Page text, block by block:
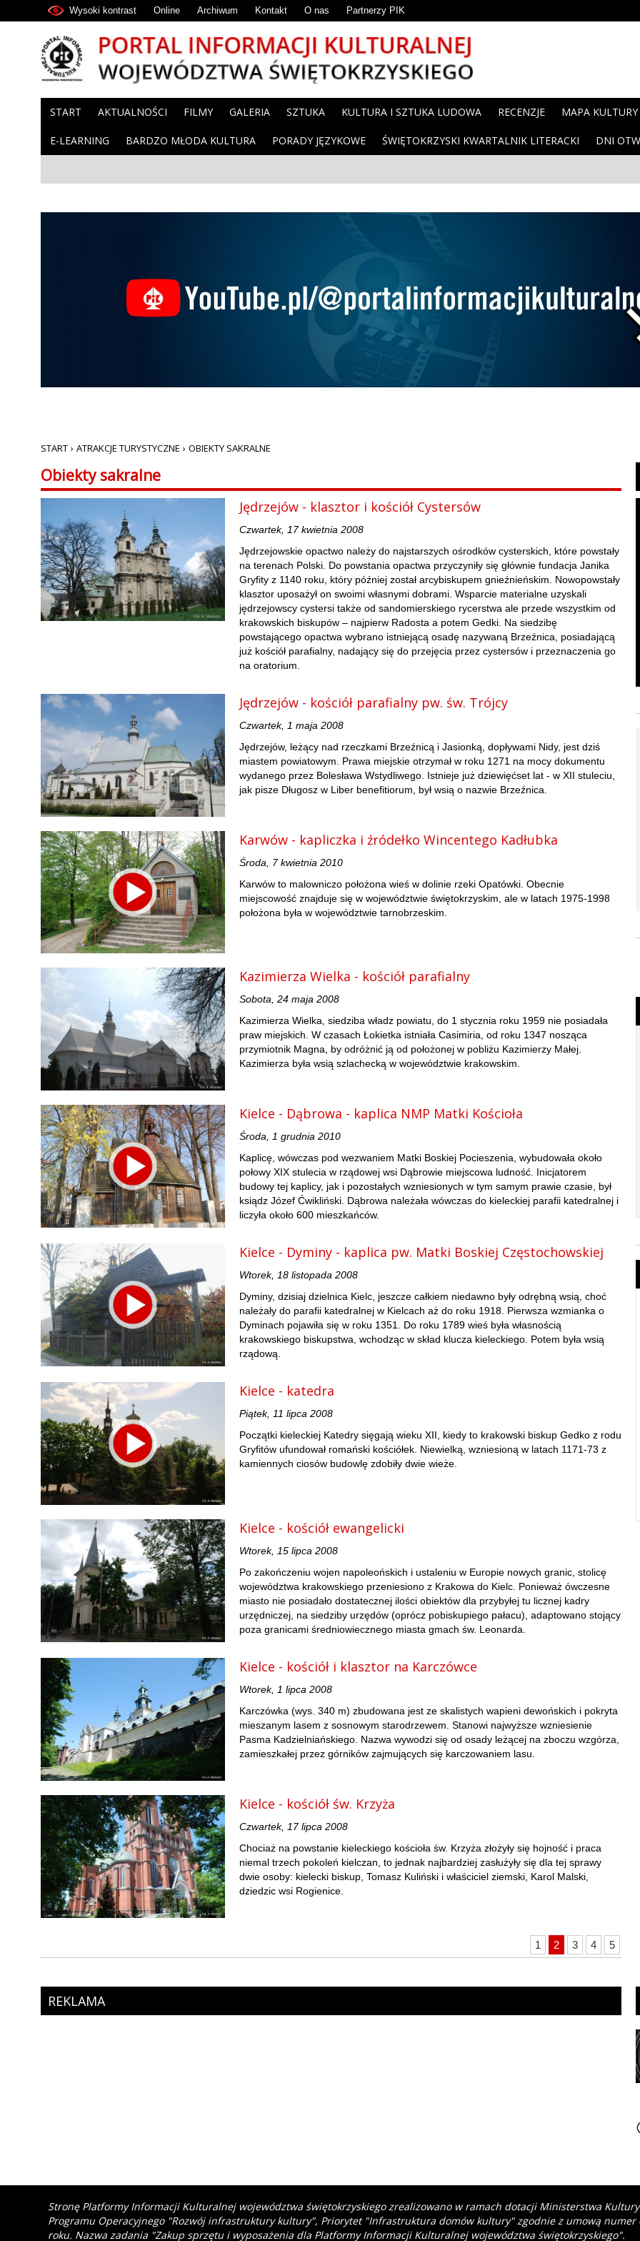
Wysoki kontrast Online Archiwum Kontakt O nas Partnerzy PIK
START AKTUALNOŚCI FILMY GALERIA SZTUKA KULTURA I SZTUKA LUDOWA RECENZJE MAPA KULTURY
E-LEARNING BARDZO MŁODA KULTURA PORADY JĘZYKOWE ŚWIĘTOKRZYSKI KWARTALNIK LITERACKI DNI
START › ATRAKCJE TURYSTYCZNE › OBIEKTY SAKRALNE
Obiekty sakralne
Jędrzejów - klasztor i kościół Cystersów
Czwartek, 17 kwietnia 2008
Jędrzejowskie opactwo należy do najstarszych ośrodków cysterskich, które powstały
na terenach Polski. Do powstania opactwa przyczyniły się głównie fundacja Janika
Gryfity z 1140 roku, który później został arcybiskupem gnieźnieńskim. Nowopowstały
klasztor uposażył on swoimi własnymi dobrami. Wsparcie materialne uzyskali
jędrzejowscy cystersi także od sandomierskiego rycerstwa ale przede wszystkim od
krakowskich biskupów – najpierw Radosta a potem Gedki. Na siedzibę
powstającego opactwa wybrano istniejącą osadę nazywaną Brzeźnica, posiadającą
już kościół parafialny, nadający się do przejęcia przez cystersów i przeznaczenia go
na oratorium.
Jędrzejów - kościół parafialny pw. św. Trójcy
Czwartek, 1 maja 2008
Jędrzejów, leżący nad rzeczkami Brzeźnicą i Jasionką, dopływami Nidy, jest dziś
miastem powiatowym. Prawa miejskie otrzymał w roku 1271 na mocy dokumentu
wydanego przez Bolesława Wstydliwego. Istnieje już dziewięćset lat - w XII stuleciu,
jak pisze Długosz w Liber benefitiorum, był wsią o nazwie Brzeźnica.
Karwów - kapliczka i źródełko Wincentego Kadłubka
Środa, 7 kwietnia 2010
Karwów to malowniczo położona wieś w dolinie rzeki Opatówki. Obecnie
miejscowość znajduje się w województwie świętokrzyskim, ale w latach 1975-1998
położona była w województwie tarnobrzeskim.
Kazimierza Wielka - kościół parafialny
Sobota, 24 maja 2008
Kazimierza Wielka, siedziba władz powiatu, do 1 stycznia roku 1959 nie posiadała
praw miejskich. W czasach Łokietka istniała Casimiria, od roku 1347 nosząca
przymiotnik Magna, by odróżnić ją od położonej w pobliżu Kazimierzy Małej.
Kazimierza była wsią szlachecką w województwie krakowskim.
Kielce - Dąbrowa - kaplica NMP Matki Kościoła
Środa, 1 grudnia 2010
Kaplicę, wówczas pod wezwaniem Matki Boskiej Pocieszenia, wybudowała około
połowy XIX stulecia w rządowej wsi Dąbrowie miejscowa ludność. Inicjatorem
budowy tej kaplicy, jak i pozostałych wzniesionych w tym samym prawie czasie, był
ksiądz Józef Ćwikliński. Dąbrowa należała wówczas do kieleckiej parafii katedralnej i
liczyła około 600 mieszkańców.
Kielce - Dyminy - kaplica pw. Matki Boskiej Częstochowskiej
Wtorek, 18 listopada 2008
Dyminy, dzisiaj dzielnica Kielc, jeszcze całkiem niedawno były odrębną wsią, choć
należały do parafii katedralnej w Kielcach aż do roku 1918. Pierwsza wzmianka o
Dyminach pojawiła się w roku 1351. Do roku 1789 wieś była własnością
krakowskiego biskupstwa, wchodząc w skład klucza kieleckiego. Potem była wsią
rządową.
Kielce - katedra
Piątek, 11 lipca 2008
Początki kieleckiej Katedry sięgają wieku XII, kiedy to krakowski biskup Gedko z rodu
Gryfitów ufundował romański kościółek. Niewielką, wzniesioną w latach 1171-73 z
kamiennych ciosów budowlę zdobiły dwie wieże.
Kielce - kościół ewangelicki
Wtorek, 15 lipca 2008
Po zakończeniu wojen napoleońskich i ustaleniu w Europie nowych granic, stolicę
województwa krakowskiego przeniesiono z Krakowa do Kielc. Ponieważ ówczesne
miasto nie posiadało dostatecznej ilości obiektów dla przybyłej tu licznej kadry
urzędniczej, na siedziby urzędów (oprócz pobiskupiego pałacu), adaptowano stojący
poza granicami średniowiecznego miasta gmach św. Leonarda.
Kielce - kościół i klasztor na Karczówce
Wtorek, 1 lipca 2008
Karczówka (wys. 340 m) zbudowana jest ze skalistych wapieni dewońskich i pokryta
mieszanym lasem z sosnowym starodrzewem. Stanowi najwyższe wzniesienie
Pasma Kadzielniańskiego. Nazwa wywodzi się od osady leżącej na zboczu wzgórza,
zamieszkałej przez górników zajmujących się karczowaniem lasu.
Kielce - kościół św. Krzyża
Czwartek, 17 lipca 2008
Chociaż na powstanie kieleckiego kościoła św. Krzyża złożyły się hojność i praca
niemal trzech pokoleń kielczan, to jednak najbardziej zasłużyły się dla tej sprawy
dwie osoby: kielecki biskup, Tomasz Kuliński i właściciel ziemski, Karol Malski,
dziedzic wsi Rogienice.
1 2 3 4 5
REKLAMA
Stronę Platformy Informacji Kulturalnej województwa świętokrzyskiego zrealizowano w ramach dotacji Ministerstwa
Programu Operacyjnego "Rozwój infrastruktury kultury", Priorytet "Infrastruktura domów kultury" zgodnie z umową numer
roku. Nazwa zadania "Zakup sprzętu i wyposażenia dla Platformy Informacji Kulturalnej województwa świętokrzyskiego".